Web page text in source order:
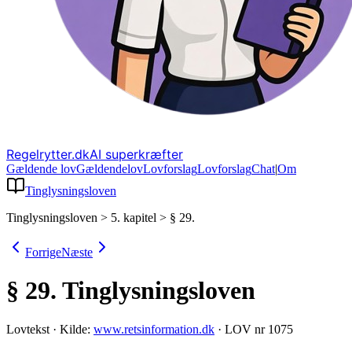
Regelrytter.dkAI superkræfter
Gældende lovGældendelovLovforslagLovforslagChat|Om
Tinglysningsloven
Tinglysningsloven > 5. kapitel > § 29.
ForrigeNæste
§ 29. Tinglysningsloven
Lovtekst · Kilde: www.retsinformation.dk · LOV nr 1075